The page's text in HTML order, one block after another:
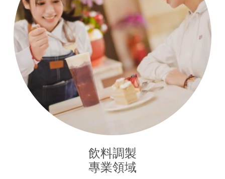
飲料調製
專業領域